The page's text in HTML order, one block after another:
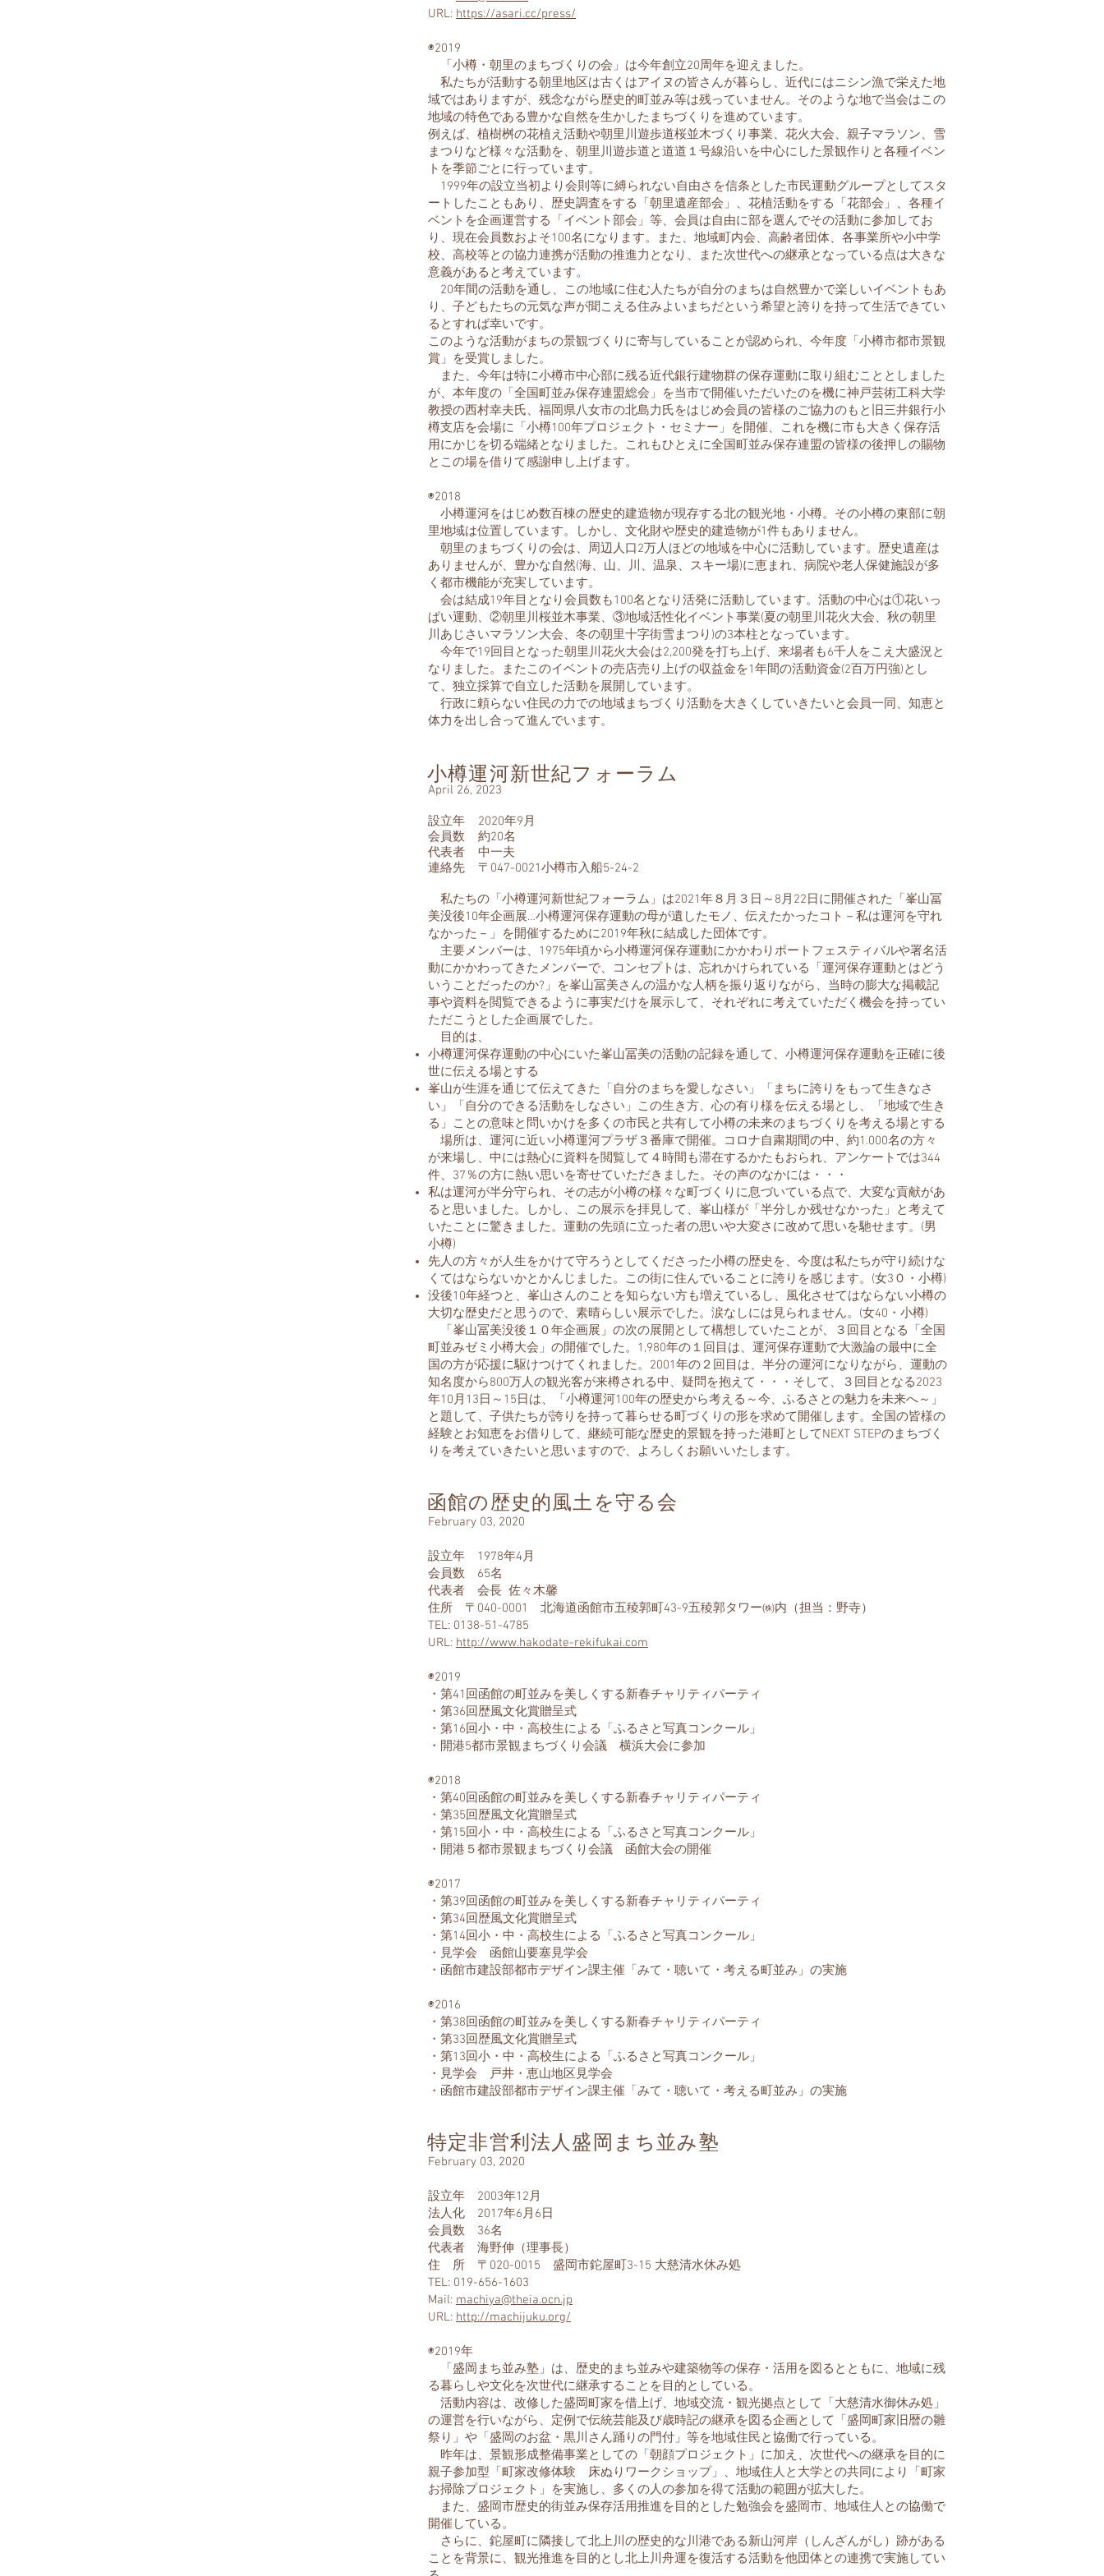
URL: https://asari.cc/press/
​◉2019
「小樽・朝里のまちづくりの会」は今年創立20周年を迎えました。
私たちが活動する朝里地区は古くはアイヌの皆さんが暮らし、近代にはニシン漁で栄えた地
域ではありますが、残念ながら歴史的町並み等は残っていません。そのような地で当会はこの
地域の特色である豊かな自然を生かしたまちづくりを進めています。
例えば、植樹桝の花植え活動や朝里川遊歩道桜並木づくり事業、花火大会、親子マラソン、雪
まつりなど様々な活動を、朝里川遊歩道と道道１号線沿いを中心にした景観作りと各種イベン
トを季節ごとに行っています。
1999年の設立当初より会則等に縛られない自由さを信条とした市民運動グループとしてスタ
ートしたこともあり、歴史調査をする「朝里遺産部会」、花植活動をする「花部会」、各種イ
ベントを企画運営する「イベント部会」等、会員は自由に部を選んでその活動に参加してお
り、現在会員数およそ100名になります。また、地域町内会、高齢者団体、各事業所や小中学
校、高校等との協力連携が活動の推進力となり、また次世代への継承となっている点は大きな
意義があると考えています。
20年間の活動を通し、この地域に住む人たちが自分のまちは自然豊かで楽しいイベントもあ
り、子どもたちの元気な声が聞こえる住みよいまちだという希望と誇りを持って生活できてい
るとすれば幸いです。
このような活動がまちの景観づくりに寄与していることが認められ、今年度「小樽市都市景観
賞」を受賞しました。
また、今年は特に小樽市中心部に残る近代銀行建物群の保存運動に取り組むこととしました
が、本年度の「全国町並み保存連盟総会」を当市で開催いただいたのを機に神戸芸術工科大学
教授の西村幸夫氏、福岡県八女市の北島力氏をはじめ会員の皆様のご協力のもと旧三井銀行小
樽支店を会場に「小樽100年プロジェクト・セミナー」を開催、これを機に市も大きく保存活
用にかじを切る端緒となりました。これもひとえに全国町並み保存連盟の皆様の後押しの賜物
とこの場を借りて感謝申し上げます。
◉2018
小樽運河をはじめ数百棟の歴史的建造物が現存する北の観光地・小樽。その小樽の東部に朝
里地域は位置しています。しかし、文化財や歴史的建造物が1件もありません。
朝里のまちづくりの会は、周辺人口2万人ほどの地域を中心に活動しています。歴史遺産は
ありませんが、豊かな自然(海、山、川、温泉、スキー場)に恵まれ、病院や老人保健施設が多
く都市機能が充実しています。
会は結成19年目となり会員数も100名となり活発に活動しています。活動の中心は①花いっ
ぱい運動、②朝里川桜並木事業、③地域活性化イベント事業(夏の朝里川花火大会、秋の朝里
川あじさいマラソン大会、冬の朝里十字街雪まつり)の3本柱となっています。
今年で19回目となった朝里川花火大会は2,200発を打ち上げ、来場者も6千人をこえ大盛況と
なりました。またこのイベントの売店売り上げの収益金を1年間の活動資金(2百万円強)とし
て、独立採算で自立した活動を展開しています。
行政に頼らない住民の力での地域まちづくり活動を大きくしていきたいと会員一同、知恵と
体力を出し合って進んでいます。
小樽運河新世紀フォーラム
April 26, 2023
設立年 2020年9月
会員数 約20名
代表者 中一夫
連絡先 〒047-0021小樽市入船5-24-2
私たちの「小樽運河新世紀フォーラム」は2021年８月３日～8月22日に開催された「峯山冨
美没後10年企画展…小樽運河保存運動の母が遺したモノ、伝えたかったコト－私は運河を守れ
なかった－」を開催するために2019年秋に結成した団体です。
主要メンバーは、1975年頃から小樽運河保存運動にかかわりポートフェスティバルや署名活
動にかかわってきたメンバーで、コンセプトは、忘れかけられている「運河保存運動とはどう
いうことだったのか?」を峯山冨美さんの温かな人柄を振り返りながら、当時の膨大な掲載記
事や資料を閲覧できるように事実だけを展示して、それぞれに考えていただく機会を持ってい
ただこうとした企画展でした。
目的は、
小樽運河保存運動の中心にいた峯山冨美の活動の記録を通して、小樽運河保存運動を正確に後
世に伝える場とする
峯山が生涯を通じて伝えてきた「自分のまちを愛しなさい」「まちに誇りをもって生きなさ
い」「自分のできる活動をしなさい」この生き方、心の有り様を伝える場とし、「地域で生き
る」ことの意味と問いかけを多くの市民と共有して小樽の未来のまちづくりを考える場とする
場所は、運河に近い小樽運河プラザ３番庫で開催。コロナ自粛期間の中、約1.000名の方々
が来場し、中には熱心に資料を閲覧して４時間も滞在するかたもおられ、アンケートでは344
件、37％の方に熱い思いを寄せていただきました。その声のなかには・・・
私は運河が半分守られ、その志が小樽の様々な町づくりに息づいている点で、大変な貢献があ
ると思いました。しかし、この展示を拝見して、峯山様が「半分しか残せなかった」と考えて
いたことに驚きました。運動の先頭に立った者の思いや大変さに改めて思いを馳せます。(男
小樽)
先人の方々が人生をかけて守ろうとしてくださった小樽の歴史を、今度は私たちが守り続けな
くてはならないかとかんじました。この街に住んでいることに誇りを感じます。(女3０・小樽)
没後10年経つと、峯山さんのことを知らない方も増えているし、風化させてはならない小樽の
大切な歴史だと思うので、素晴らしい展示でした。涙なしには見られません。(女40・小樽)
「峯山冨美没後１０年企画展」の次の展開として構想していたことが、３回目となる「全国
町並みゼミ小樽大会」の開催でした。1,980年の１回目は、運河保存運動で大激論の最中に全
国の方が応援に駆けつけてくれました。2001年の２回目は、半分の運河になりながら、運動の
知名度から800万人の観光客が来樽される中、疑問を抱えて・・・そして、３回目となる2023
年10月13日～15日は、「小樽運河100年の歴史から考える～今、ふるさとの魅力を未来へ～」
と題して、子供たちが誇りを持って暮らせる町づくりの形を求めて開催します。全国の皆様の
経験とお知恵をお借りして、継続可能な歴史的景観を持った港町としてNEXT STEPのまちづく
りを考えていきたいと思いますので、よろしくお願いいたします。
函館の歴史的風土を守る会
February 03, 2020
設立年 1978年4月
会員数 65名
代表者 会長 佐々木馨
住所 〒040-0001 北海道函館市五稜郭町43-9五稜郭タワー㈱内（担当：野寺）
TEL: 0138-51-4785
URL: http://www.hakodate-rekifukai.com
◉2019
・第41回函館の町並みを美しくする新春チャリティパーティ
・第36回歴風文化賞贈呈式
・第16回小・中・高校生による「ふるさと写真コンクール」
・開港5都市景観まちづくり会議 横浜大会に参加
◉2018
・第40回函館の町並みを美しくする新春チャリティパーティ
・第35回歴風文化賞贈呈式
・第15回小・中・高校生による「ふるさと写真コンクール」
・開港５都市景観まちづくり会議 函館大会の開催
◉2017
・第39回函館の町並みを美しくする新春チャリティパーティ
・第34回歴風文化賞贈呈式
・第14回小・中・高校生による「ふるさと写真コンクール」
・見学会 函館山要塞見学会
・函館市建設部都市デザイン課主催「みて・聴いて・考える町並み」の実施
◉2016
​・第38回函館の町並みを美しくする新春チャリティパーティ
・第33回歴風文化賞贈呈式
・第13回小・中・高校生による「ふるさと写真コンクール」
・見学会 戸井・恵山地区見学会
・函館市建設部都市デザイン課主催「みて・聴いて・考える町並み」の実施
特定非営利法人盛岡まち並み塾
February 03, 2020
設立年 2003年12月
法人化 2017年6月6日
会員数 36名
代表者 海野伸（理事長）
住 所 〒020-0015 盛岡市鉈屋町3-15 大慈清水休み処
TEL: 019-656-1603
Mail: machiya@theia.ocn.jp
URL: http://machijuku.org/
◉2019年
「盛岡まち並み塾」は、歴史的まち並みや建築物等の保存・活用を図るとともに、地域に残
る暮らしや文化を次世代に継承することを目的としている。
活動内容は、改修した盛岡町家を借上げ、地域交流・観光拠点として「大慈清水御休み処」
の運営を行いながら、定例で伝統芸能及び歳時記の継承を図る企画として「盛岡町家旧暦の雛
祭り」や「盛岡のお盆・黒川さん踊りの門付」等を地域住民と協働で行っている。
昨年は、景観形成整備事業としての「朝顔プロジェクト」に加え、次世代への継承を目的に
親子参加型「町家改修体験 床ぬりワークショップ」、地域住人と大学との共同により「町家
お掃除プロジェクト」を実施し、多くの人の参加を得て活動の範囲が拡大した。
また、盛岡市歴史的街並み保存活用推進を目的とした勉強会を盛岡市、地域住人との協働で
開催している。
さらに、鉈屋町に隣接して北上川の歴史的な川港である新山河岸（しんざんがし）跡がある
ことを背景に、観光推進を目的とし北上川舟運を復活する活動を他団体との連携で実施してい